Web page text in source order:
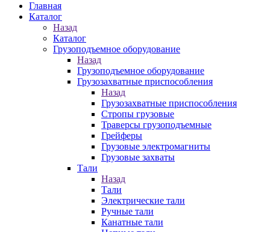
Главная
Каталог
Назад
Каталог
Грузоподъемное оборудование
Назад
Грузоподъемное оборудование
Грузозахватные приспособления
Назад
Грузозахватные приспособления
Стропы грузовые
Траверсы грузоподъемные
Грейферы
Грузовые электромагниты
Грузовые захваты
Тали
Назад
Тали
Электрические тали
Ручные тали
Канатные тали